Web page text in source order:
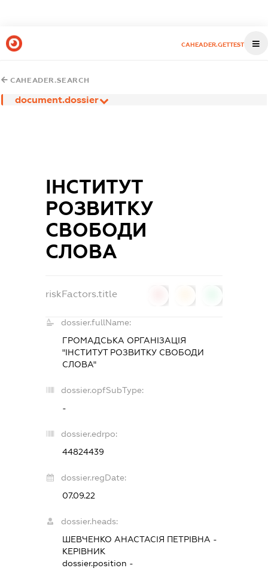
CAHEADER.GETTEST
CAHEADER.SEARCH
document.dossier
ІНСТИТУТ
РОЗВИТКУ
СВОБОДИ
СЛОВА
riskFactors.title
dossier.fullName:
ГРОМАДСЬКА ОРГАНІЗАЦІЯ
"ІНСТИТУТ РОЗВИТКУ СВОБОДИ
СЛОВА"
dossier.opfSubType:
-
dossier.edrpo:
44824439
dossier.regDate:
07.09.22
dossier.heads:
ШЕВЧЕНКО АНАСТАСІЯ ПЕТРІВНА -
КЕРІВНИК
dossier.position -